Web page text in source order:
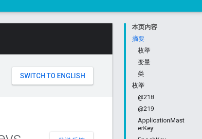
本页内容
摘要
枚举
变量
类
枚举
@218
@219
ApplicationMast
erKey